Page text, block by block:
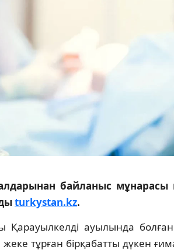
байланыс мұнарасы
turkystan.kz.
ауылында
тұрған бірқабатты дүкен